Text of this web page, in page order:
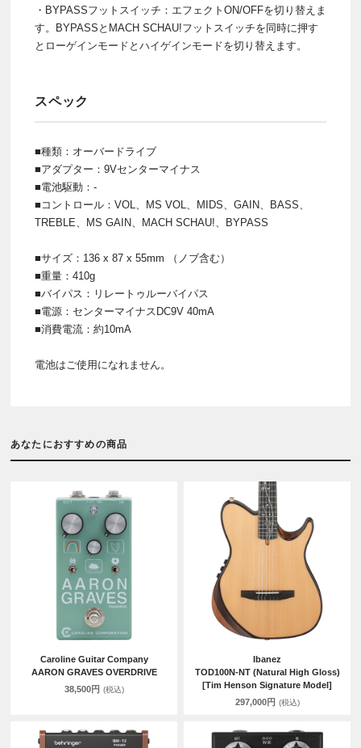
・BYPASSフットスイッチ：エフェクトON/OFFを切り替えま
す。BYPASSとMACH SCHAU!フットスイッチを同時に押す
とローゲインモードとハイゲインモードを切り替えます。
スペック
■種類：オーバードライブ
■アダプター：9Vセンターマイナス
■電池駆動：-
■コントロール：VOL、MS VOL、MIDS、GAIN、BASS、
TREBLE、MS GAIN、MACH SCHAU!、BYPASS
■サイズ：136 x 87 x 55mm （ノブ含む）
■重量：410g
■バイパス：リレートゥルーバイパス
■電源：センターマイナスDC9V 40mA
■消費電流：約10mA
電池はご使用になれません。
あなたにおすすめの商品
Caroline Guitar Company
AARON GRAVES OVERDRIVE
38,500円 (税込)
Ibanez
TOD100N-NT (Natural High Gloss)
[Tim Henson Signature Model]
297,000円 (税込)